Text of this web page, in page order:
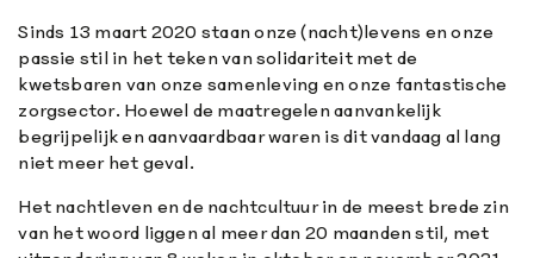
Sinds 13 maart 2020 staan onze (nacht)levens en onze
passie stil in het teken van solidariteit met de
kwetsbaren van onze samenleving en onze fantastische
zorgsector. Hoewel de maatregelen aanvankelijk
begrijpelijk en aanvaardbaar waren is dit vandaag al lang
niet meer het geval.
Het nachtleven en de nachtcultuur in de meest brede zin
van het woord liggen al meer dan 20 maanden stil, met